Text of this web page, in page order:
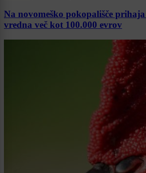
Na novomeško pokopališče
vredna več kot 100.000 evrov